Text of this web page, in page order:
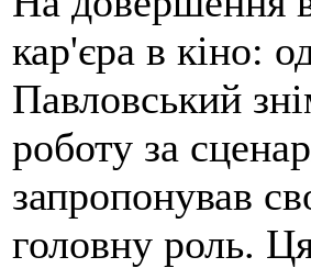
кар'єра в кіно:
Павловський
роботу за
запропонував
головну роль.